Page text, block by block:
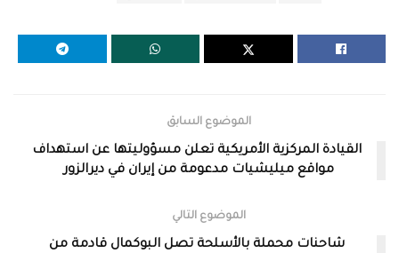
الموضوع السابق
القيادة المركزية الأمريكية تعلن مسؤوليتها عن استهداف
مواقع ميليشيات مدعومة من إيران في ديرالزور
الموضوع التالي
شاحنات محملة بالأسلحة تصل البوكمال قادمة من